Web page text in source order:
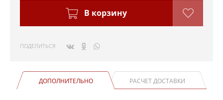
В корзину
ПОДЕЛИТЬСЯ
ДОПОЛНИТЕЛЬНО РАСЧЕТ ДОСТАВКИ